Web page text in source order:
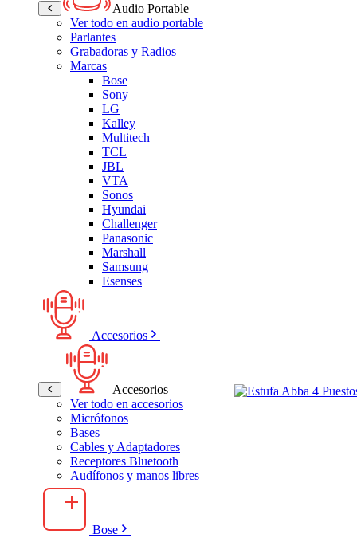
Audio Portable
Ver todo en audio portable
Parlantes
Grabadoras y Radios
Marcas
Bose
Sony
LG
Kalley
Multitech
TCL
JBL
VTA
Sonos
Hyundai
Challenger
Panasonic
Marshall
Samsung
Esenses
Accesorios
Accesorios
Ver todo en accesorios
Micrófonos
Bases
Cables y Adaptadores
Receptores Bluetooth
Audífonos y manos libres
Bose